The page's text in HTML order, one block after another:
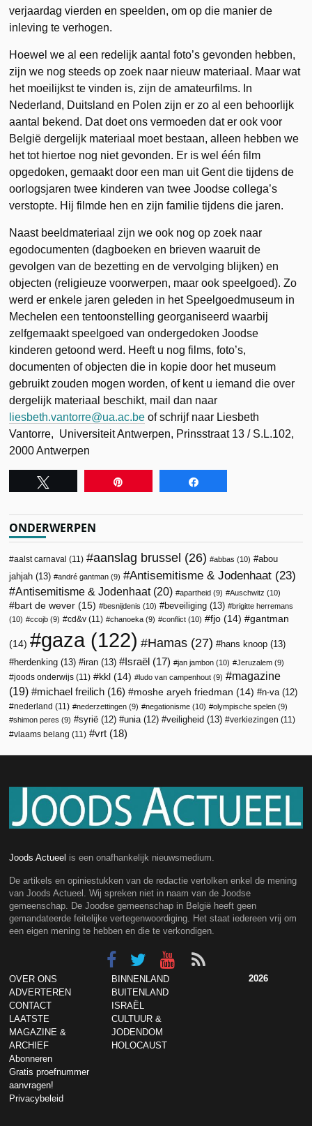
verjaardag vierden en speelden, om op die manier de
inleving te verhogen.
Hoewel we al een redelijk aantal foto’s gevonden hebben,
zijn we nog steeds op zoek naar nieuw materiaal. Maar wat
het moeilijkst te vinden is, zijn de amateurfilms. In
Nederland, Duitsland en Polen zijn er zo al een behoorlijk
aantal bekend. Dat doet ons vermoeden dat er ook voor
België dergelijk materiaal moet bestaan, alleen hebben we
het tot hiertoe nog niet gevonden. Er is wel één film
opgedoken, gemaakt door een man uit Gent die tijdens de
oorlogsjaren twee kinderen van twee Joodse collega’s
verstopte. Hij filmde hen en zijn familie tijdens die jaren.
Naast beeldmateriaal zijn we ook nog op zoek naar
egodocumenten (dagboeken en brieven waaruit de
gevolgen van de bezetting en de vervolging blijken) en
objecten (religieuze voorwerpen, maar ook speelgoed). Zo
werd er enkele jaren geleden in het Speelgoedmuseum in
Mechelen een tentoonstelling georganiseerd waarbij
zelfgemaakt speelgoed van ondergedoken Joodse
kinderen getoond werd. Heeft u nog films, foto’s,
documenten of objecten die in kopie door het museum
gebruikt zouden mogen worden, of kent u iemand die over
dergelijk materiaal beschikt, mail dan naar
liesbeth.vantorre@ua.ac.be of schrijf naar Liesbeth
Vantorre, Universiteit Antwerpen, Prinsstraat 13 / S.L.102,
2000 Antwerpen
ONDERWERPEN
aalst carnaval (11) aanslag brussel (26) abbas (10)
abou
jahjah (13) andré gantman (9) Antisemitisme & Jodenhaat (23)
Antisemitisme & Jodenhaat(20) apartheid (9) Auschwitz (10)
bart de wever (15) besnijdenis (10) beveiliging (13)
brigitte herremans
(10)
ccojb (9) cd&v (11) chanoeka (9) conflict (10) fjo (14) gantman
(14) gaza (122) Hamas (27) hans knoop (13)
herdenking (13) iran (13) Israël (17) jan jambon (10) Jeruzalem (9)
joods onderwijs (11) kkl (14) ludo van campenhout (9)
magazine
(19)
michael freilich (16) moshe aryeh friedman (14) n-va (12)
nederland (11) nederzettingen (9) negationisme (10) olympische spelen (9)
shimon peres (9) syrië (12) unia (12) veiligheid (13) verkiezingen (11)
vlaams belang (11) vrt (18)
Joods Actueel is een onafhankelijk nieuwsmedium.
De artikels en opiniestukken van de redactie vertolken enkel de mening
van Joods Actueel. Wij spreken niet in naam van de Joodse
gemeenschap. De Joodse gemeenschap in België heeft geen
gemandateerde feitelijke vertegenwoordiging. Het staat iedereen vrij om
een eigen mening te hebben en die te verkondigen.
OVER ONS
ADVERTEREN
CONTACT
LAATSTE
MAGAZINE &
ARCHIEF
Abonneren
Gratis proefnummer
aanvragen!
Privacybeleid
BINNENLAND
BUITENLAND
ISRAËL
CULTUUR &
JODENDOM
HOLOCAUST
2026